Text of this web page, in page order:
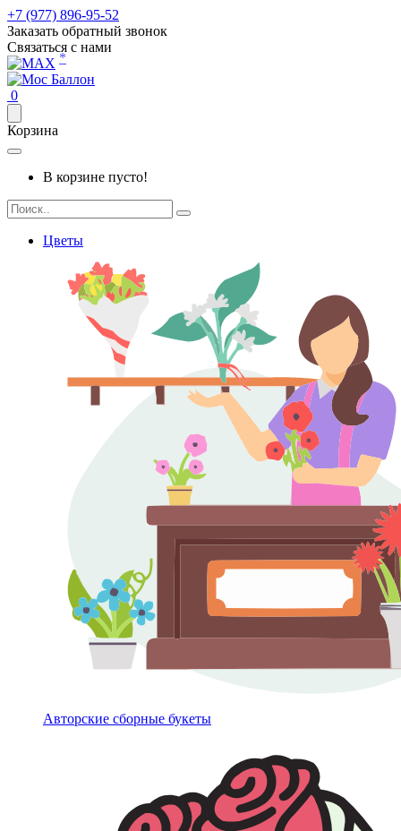
+7 (977) 896-95-52
Заказать обратный звонок
Связаться с нами
*
0
Корзина
В корзине пусто!
Цветы
Авторские сборные букеты